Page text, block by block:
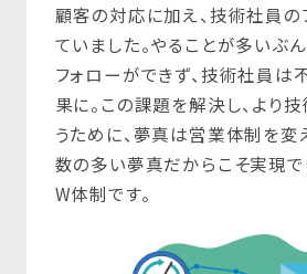
顧客の対応に加え、技術社員の
ていました。やることが多いぶ
フォローができず、技術社員は
果に。この課題を解決し、より
うために、夢真は営業体制を変
数の多い夢真だからこそ実現で
W体制です。